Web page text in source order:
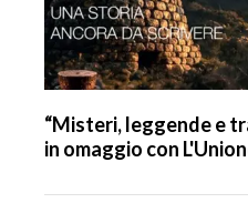
“Misteri, leggende e
in omaggio con